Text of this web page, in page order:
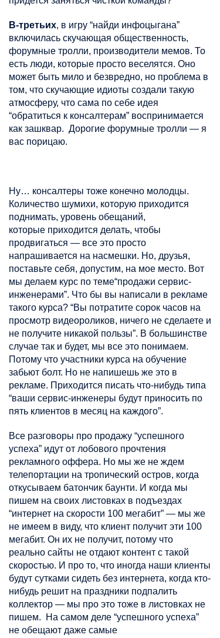
В-третьих, в игру “найди инфоцыгана”
включилась скучающая общественность,
форумные тролли, производители мемов. То
есть люди, которые просто веселятся. Оно
может быть мило и безвредно, но проблема в
том, что скучающие идиоты создали такую
атмосферу, что сама по себе идея
“обратиться к консалтерам” воспринимается
как зашквар. Дорогие форумные тролли — я
вас порицаю.
Ну… консалтеры тоже конечно молодцы.
Количество шумихи, которую приходится
поднимать, уровень обещаний,
которые приходится делать, чтобы
продвигаться — все это просто
напрашивается на насмешки. Но, друзья,
поставьте себя, допустим, на мое место. Вот
мы делаем курс по теме“продажи сервис-
инженерами”. Что бы вы написали в рекламе
такого курса? “Вы потратите сорок часов на
просмотр видеороликов, ничего не сделаете и
не получите никакой пользы”. В большинстве
случае так и будет, мы все это понимаем.
Потому что участники курса на обучение
забьют болт. Но не напишешь же это в
рекламе. Приходится писать что-нибудь типа
“ваши сервис-инженеры будут приносить по
пять клиентов в месяц на каждого”.
Все разговоры про продажу “успешного
успеха” идут от лобового прочтения
рекламного оффера. Но мы же не ждем
телепортации на тропический остров, когда
откусываем батончик баунти. И когда мы
пишем на своих листовках в подъездах
“интернет на скорости 100 мегабит” — мы же
не имеем в виду, что клиент получит эти 100
мегабит. Он их не получит, потому что
реально сайты не отдают контент с такой
скоростью. И про то, что иногда наши клиенты
будут сутками сидеть без интернета, когда кто-
нибудь решит на праздники подпалить
коллектор — мы про это тоже в листовках не
пишем. На самом деле “успешного успеха”
не обещают даже самые